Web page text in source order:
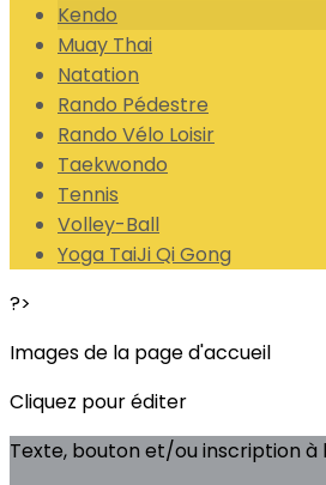
Kendo
Muay Thai
Natation
Rando Pédestre
Rando Vélo Loisir
Taekwondo
Tennis
Volley-Ball
Yoga TaiJi Qi Gong
?>
Images de la page d'accueil
Cliquez pour éditer
Texte, bouton et/ou inscription